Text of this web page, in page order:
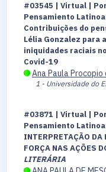
#03545 | Virtual |
Pensamiento
Contribuições do
Lélia Gonzalez para
iniquidades raciais
Covid-19
Ana Paula Procopio
1 - Universidade do
#03871 | Virtual |
Pensamiento
INTERPRETAÇÃO DA
FORÇA NAS AÇÕES
LITERÁRIA